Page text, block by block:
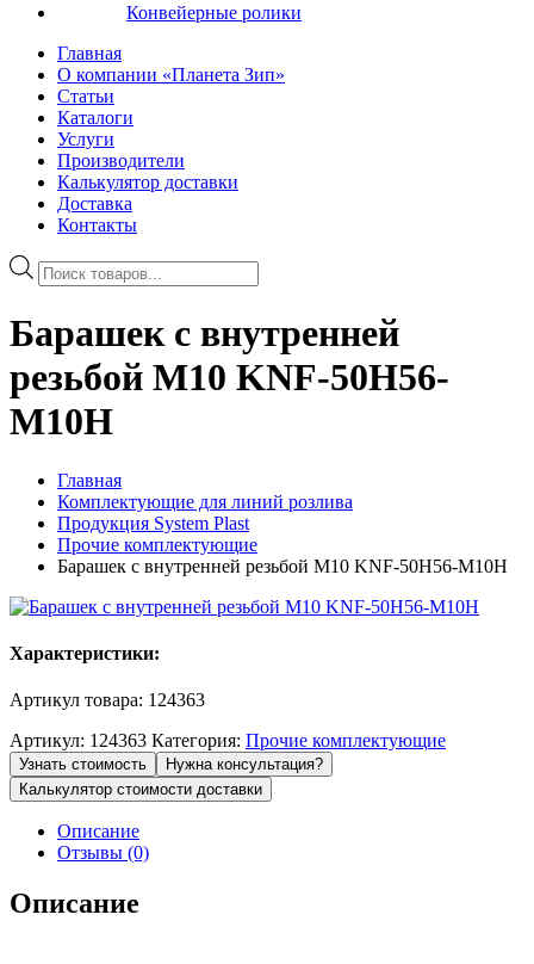
Конвейерные ролики
Главная
О компании «Планета Зип»
Статьи
Каталоги
Услуги
Производители
Калькулятор доставки
Доставка
Контакты
Поиск
товаров
Барашек с внутренней
резьбой M10 KNF-50H56-
M10H
Главная
Комплектующие для линий розлива
Продукция System Plast
Прочие комплектующие
Барашек с внутренней резьбой M10 KNF-50H56-M10H
Характеристики:
Артикул товара: 124363
Артикул: 124363 Категория: Прочие комплектующие
Узнать стоимость
Нужна консультация?
Калькулятор стоимости доставки
Описание
Отзывы (0)
Описание